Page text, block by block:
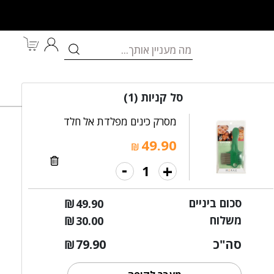
מותגים במבצע
סל קניות(1)
מסרק כינים מפלדת אל חלד
₪ 49.90
+
-
סכום ביניים ₪49.90
משלוח
₪30.00
סה"כ ₪79.90
כינקייר טיפולי
הוספה לסל